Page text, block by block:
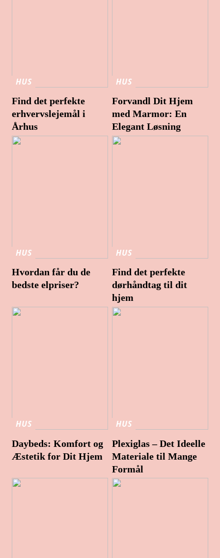
HUS
Find det perfekte
erhvervslejemål i
Århus
HUS
Forvandl Dit Hjem
med Marmor: En
Elegant Løsning
HUS
Hvordan får du de
bedste elpriser?
HUS
Find det perfekte
dørhåndtag til dit
hjem
HUS
Daybeds: Komfort og
Æstetik for Dit Hjem
HUS
Plexiglas – Det Ideelle
Materiale til Mange
Formål